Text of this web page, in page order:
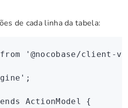
de cada linha da tabela:
from '@nocobase/client-v2'
;
ActionModel
{